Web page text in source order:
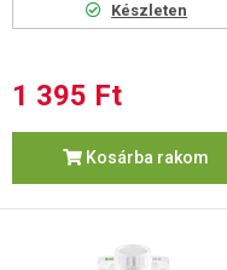
Készleten
1 395 Ft
Kosárba rakom